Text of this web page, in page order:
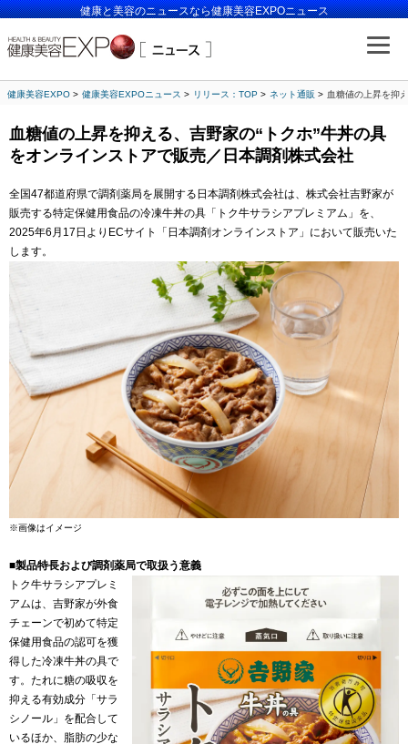
健康と美容のニュースなら健康美容EXPOニュース
健康美容EXPO 健康美容EXPOニュース リリース：TOP ネット通販 血糖値の上昇を抑
血糖値の上昇を抑える、吉野家の“トクホ”牛丼の具
をオンラインストアで販売／日本調剤株式会社
全国47都道府県で調剤薬局を展開する日本調剤株式会社は、株式会社吉野家が
販売する特定保健用食品の冷凍牛丼の具「トク牛サラシアプレミアム」を、
2025年6月17日よりECサイト「日本調剤オンラインストア」において販売いた
します。
※画像はイメージ
■製品特長および調剤薬局で取扱う意義
トク牛サラシアプレミ
アムは、吉野家が外食
チェーンで初めて特定
保健用食品の認可を獲
得した冷凍牛丼の具で
す。たれに糖の吸収を
抑える有効成分「サラ
シノール」を配合して
いるほか、脂肪の少な